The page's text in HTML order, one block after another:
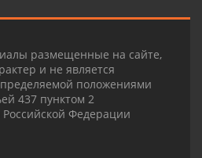
размещенные на сайте,
и не является
положениями
437 пунктом 2
Российской Федерации